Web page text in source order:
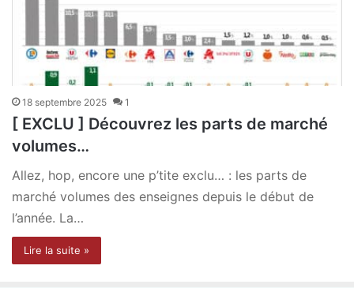
18 septembre 2025 1
[ EXCLU ] Découvrez les parts de marché
volumes…
Allez, hop, encore une p’tite exclu… : les parts de
marché volumes des enseignes depuis le début de
l’année. La…
Lire la suite »